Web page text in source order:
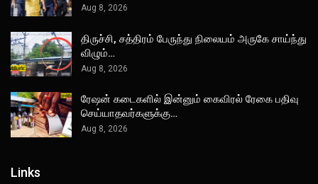
Aug 8, 2026
திருச்சி, சத்திரம் பேருந்து நிலையம் அருகே சாய்ந்து
விழும்…
Aug 8, 2026
ரேஷன் கடைகளில் இன்னும் கைவிரல் ரேகை பதிவு
செய்யாதவர்களுக்கு…
Aug 8, 2026
Links